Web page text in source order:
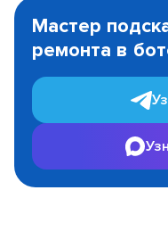
1
Мастер
ремонта в